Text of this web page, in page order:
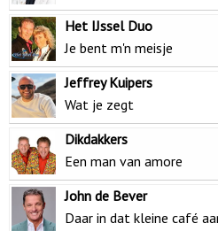
Het IJssel Duo
Je bent m'n meisje
Jeffrey Kuipers
Wat je zegt
Dikdakkers
Een man van amore
John de Bever
Daar in dat kleine café